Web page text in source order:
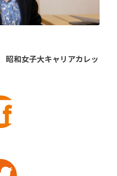
昭和女子大キャリアカレッ